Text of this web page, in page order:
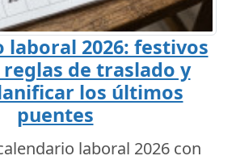
laboral 2026: festivos
de traslado y
los últimos
puentes
laboral 2026 con